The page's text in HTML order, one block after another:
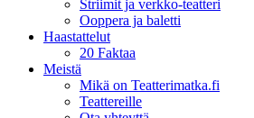
Striimit ja verkko-teatteri
Ooppera ja baletti
Haastattelut
20 Faktaa
Meistä
Mikä on Teatterimatka.fi
Teattereille